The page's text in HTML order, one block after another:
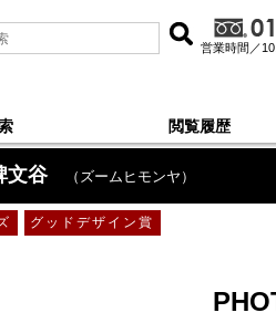
営業時間／
閲覧履歴
文谷 （ズームヒモンヤ）
グッドデザイン賞